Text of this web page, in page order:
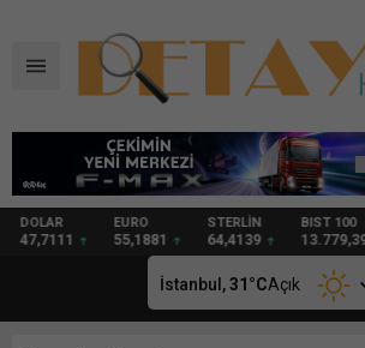
DOLAR
47,7111
EURO
55,1881
STERLİN
64,4139
BIST 100
13.779,39
İstanbul,31 °CAçık